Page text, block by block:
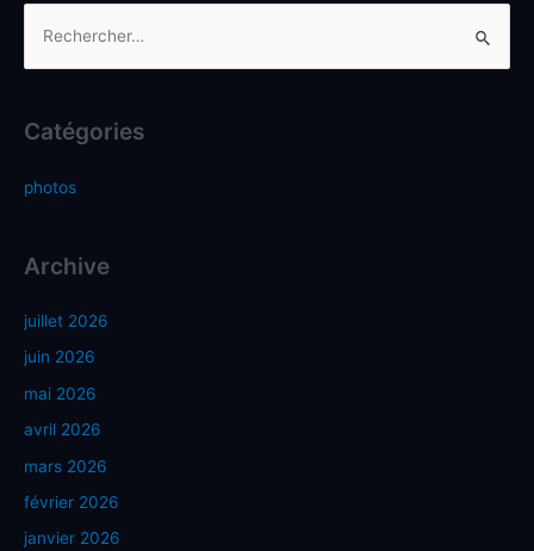
Catégories
photos
Archive
juillet 2026
juin 2026
mai 2026
avril 2026
mars 2026
février 2026
janvier 2026